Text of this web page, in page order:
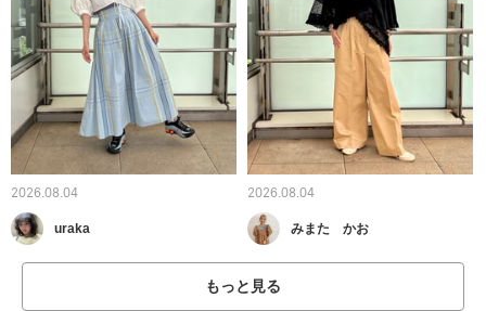
2026.08.04
uraka
2026.08.04
みまた かお
もっと見る